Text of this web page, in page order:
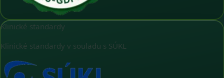
Klinické standardy
Klinické standardy v souladu s SÚKL